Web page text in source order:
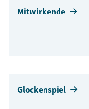
Mitwirkende
Glockenspiel